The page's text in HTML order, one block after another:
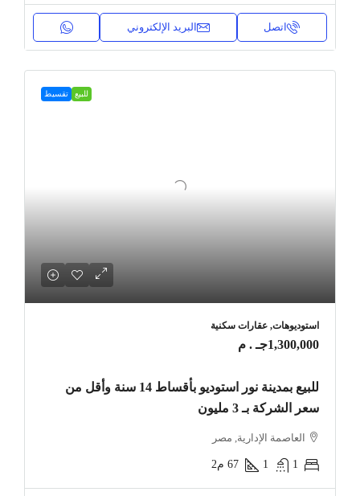
اتصل البريد الإلكتروني
للبيع تقسيط
استوديوهات, عقارات سكنية
1,300,000جـ . م
للبيع بمدينة نور استوديو بأقساط 14 سنة وأقل من
سعر الشركة بـ 3 مليون
العاصمة الإدارية, مصر
1
1
67 م2